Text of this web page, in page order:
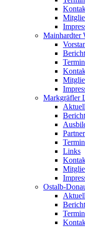
Mainhardter
Markgräfler
Partner
Links
Ostalb-